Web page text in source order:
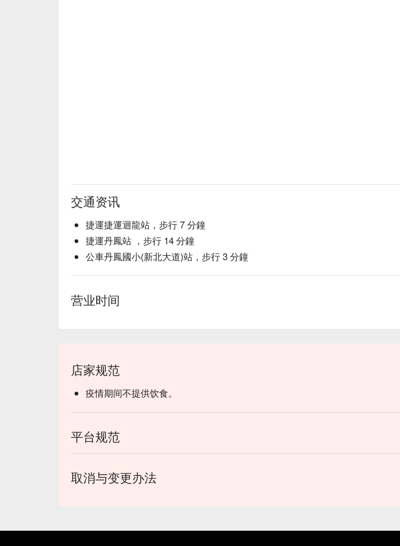
交通资讯
捷運捷運迴龍站，步行 7 分鐘
捷運丹鳳站 ，步行 14 分鐘
公車丹鳳國小(新北大道)站，步行 3 分鐘
营业时间
店家规范
疫情期间不提供饮食。
平台规范
取消与变更办法